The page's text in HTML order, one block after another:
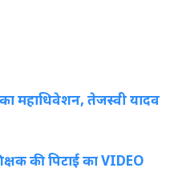
महाधिवेशन, तेजस्वी यादव
की पिटाई का VIDEO